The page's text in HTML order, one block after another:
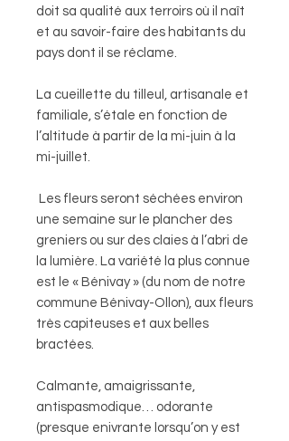
doit sa qualité aux terroirs où il naît
et au savoir-faire des habitants du
pays dont il se réclame.
La cueillette du tilleul, artisanale et
familiale, s’étale en fonction de
l’altitude à partir de la mi-juin à la
mi-juillet.
Les fleurs seront séchées environ
une semaine sur le plancher des
greniers ou sur des claies à l’abri de
la lumière. La variété la plus connue
est le « Bénivay » (du nom de notre
commune Bénivay-Ollon), aux fleurs
très capiteuses et aux belles
bractées.
Calmante, amaigrissante,
antispasmodique… odorante
(presque enivrante lorsqu’on y est